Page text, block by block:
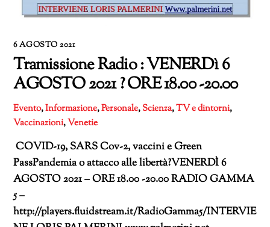
6 AGOSTO 2021
Tramissione Radio : VENERDì 6
AGOSTO 2021 ? ORE 18.00 -20.00
Evento,Informazione,Personale,Scienza,TV e dintorni,
Vaccinazioni,Venetie
COVID-19, SARS Cov-2, vaccini e Green
PassPandemia o attacco alle libertà?VENERDÌ 6
AGOSTO 2021 – ORE 18.00 -20.00 RADIO GAMMA
5 –
http://players.fluidstream.it/RadioGamma5/INTERVIE